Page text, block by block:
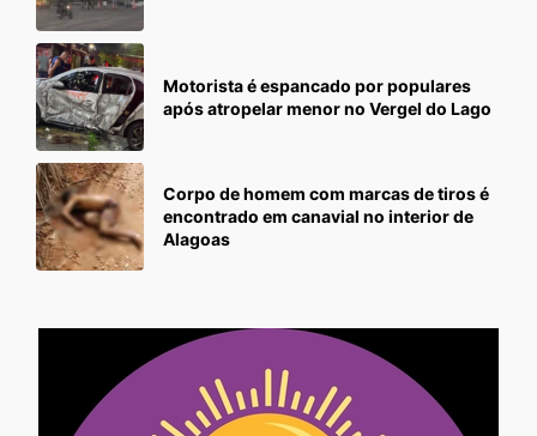
Motorista é espancado por populares
após atropelar menor no Vergel do Lago
Corpo de homem com marcas de tiros é
encontrado em canavial no interior de
Alagoas